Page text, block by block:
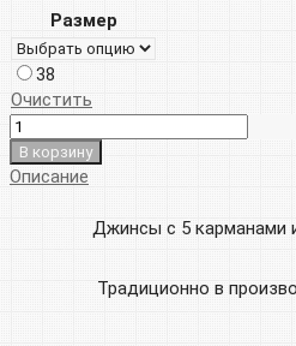
Размер
38
Очистить
В корзину
Описание
Джинсы с 5 карманами
Традиционно в